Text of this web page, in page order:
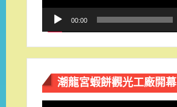
00:00
潮龍宮蝦餅觀光工廠開幕